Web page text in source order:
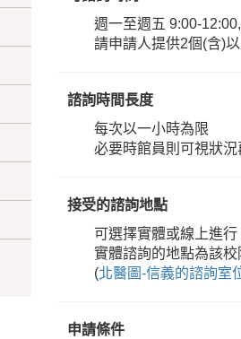
週一至週五 9:00-
請申請人提供2個(含)
諮詢時間長度
每次以一小時為限
必要時館員則可視狀
接受的諮詢地點
可選擇實體或線上進行
實體諮詢的地點為該
(北醫圖-信義的諮詢室
申請條件